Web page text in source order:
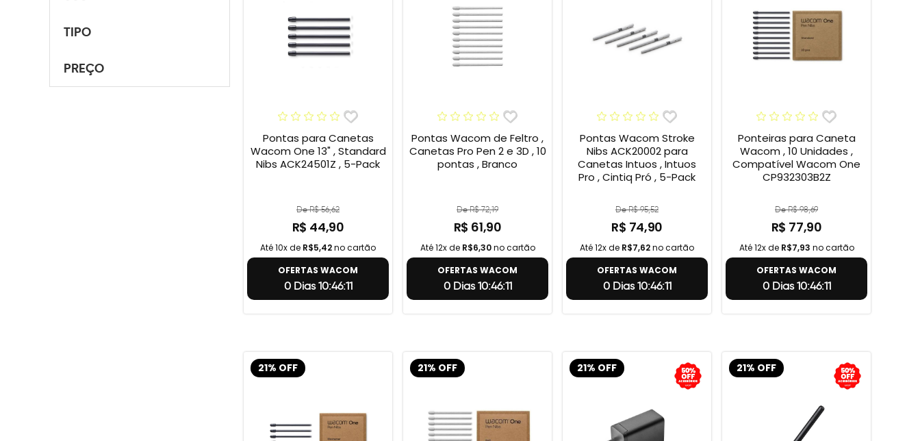
TIPO
PREÇO
Pontas para Canetas
Wacom One 13" , Standard
Nibs ACK24501Z , 5-Pack
De R$ 56,62
R$ 44,90
Até 10x de R$5,42no cartão
OFERTAS WACOM
0 Dias 10:46:10
Pontas Wacom de Feltro ,
Canetas Pro Pen 2 e 3D , 10
pontas , Branco
De R$ 72,19
R$ 61,90
Até 12x de R$6,30no cartão
OFERTAS WACOM
0 Dias 10:46:10
Pontas Wacom Stroke
Nibs ACK20002 para
Canetas Intuos , Intuos
Pro , Cintiq Pró , 5-Pack
De R$ 95,52
R$ 74,90
Até 12x de R$7,62no cartão
OFERTAS WACOM
0 Dias 10:46:10
Ponteiras para Caneta
Wacom , 10 Unidades ,
Compatível Wacom One
CP932303B2Z
De R$ 98,69
R$ 77,90
Até 12x de R$7,93 no cartão
OFERTAS WACOM
0 Dias 10:46:10
21% OFF 21% OFF 21% OFF 21% OFF